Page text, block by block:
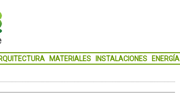
MATERIALES INSTALACIONES ENERGÍA